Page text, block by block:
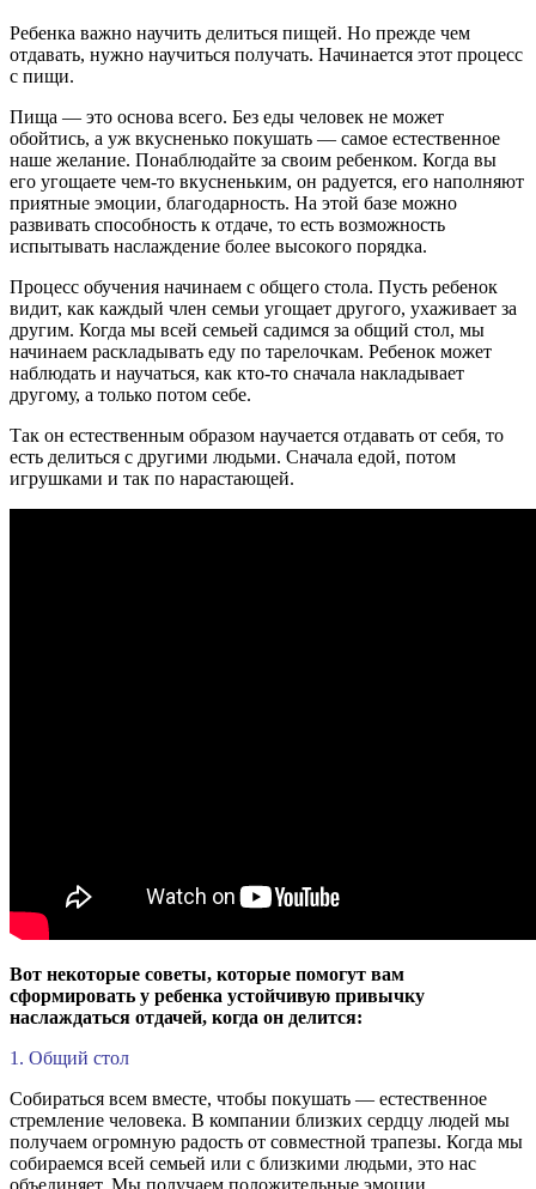
Ребенка важно научить делиться пищей. Но прежде чем
отдавать, нужно научиться получать. Начинается этот процесс
с пищи.
Пища — это основа всего. Без еды человек не может
обойтись, а уж вкусненько покушать — самое естественное
наше желание. Понаблюдайте за своим ребенком. Когда вы
его угощаете чем-то вкусненьким, он радуется, его наполняют
приятные эмоции, благодарность. На этой базе можно
развивать способность к отдаче, то есть возможность
испытывать наслаждение более высокого порядка.
Процесс обучения начинаем с общего стола. Пусть ребенок
видит, как каждый член семьи угощает другого, ухаживает за
другим. Когда мы всей семьей садимся за общий стол, мы
начинаем раскладывать еду по тарелочкам. Ребенок может
наблюдать и научаться, как кто-то сначала накладывает
другому, а только потом себе.
Так он естественным образом научается отдавать от себя, то
есть делиться с другими людьми. Сначала едой, потом
игрушками и так по нарастающей.
Вот некоторые советы, которые помогут вам
сформировать у ребенка устойчивую привычку
наслаждаться отдачей, когда он делится:
1. Общий стол
Собираться всем вместе, чтобы покушать — естественное
стремление человека. В компании близких сердцу людей мы
получаем огромную радость от совместной трапезы. Когда мы
собираемся всей семьей или с близкими людьми, это нас
объединяет. Мы получаем положительные эмоции.